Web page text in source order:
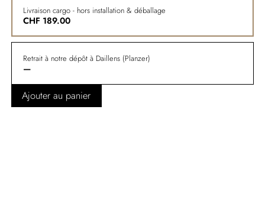
Livraison cargo - hors installation & déballage
CHF 189.00
Retrait à notre dépôt à Daillens (Planzer)
—
Ajouter au panier